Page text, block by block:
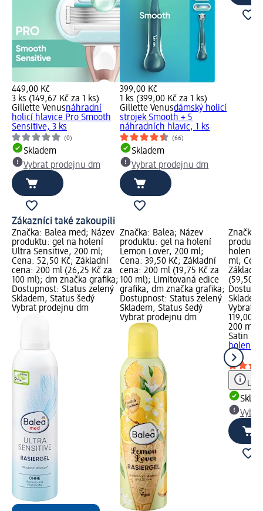
449,00 Kč
3 ks (149,67 Kč za 1 ks)
Gillette Venusnáhradní
holicí hlavice Pro Smooth
Sensitive, 3 ks
(0)
Skladem
Vybrat prodejnu dm
399,00 Kč
1 ks (399,00 Kč za 1 ks)
Gillette Venusdámský holicí
strojek Smooth + 5
náhradních hlavic, 1 ks
(66)
Skladem
Vybrat prodejnu dm
Zákazníci také zakoupili
Značka: Balea med; Název
produktu: gel na holení
Ultra Sensitive, 200 ml;
Cena: 52,50 Kč; Základní
cena: 200 ml (26,25 Kč za
100 ml); dm značka grafika;
Dostupnost: Status zelený
Skladem, Status šedý
Vybrat prodejnu dm
Značka: Balea; Název
produktu: gel na holení
Lemon Lover, 200 ml;
Cena: 39,50 Kč; Základní
cena: 200 ml (19,75 Kč za
100 ml); Limitovaná edice
grafika, dm značka grafika;
Dostupnost: Status zelený
Skladem, Status šedý
Vybrat prodejnu dm
Značka:
holení
ml;
(59,50
Vybrat
119,00
200 ml
Satin
holení
ml